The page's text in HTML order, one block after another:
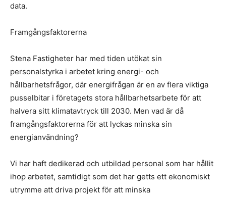
data.
Framgångsfaktorerna
Stena Fastigheter har med tiden utökat sin
personalstyrka i arbetet kring energi- och
hållbarhetsfrågor, där energifrågan är en av flera viktiga
pusselbitar i företagets stora hållbarhetsarbete för att
halvera sitt klimatavtryck till 2030. Men vad är då
framgångsfaktorerna för att lyckas minska sin
energianvändning?
Vi har haft dedikerad och utbildad personal som har hållit
ihop arbetet, samtidigt som det har getts ett ekonomiskt
utrymme att driva projekt för att minska